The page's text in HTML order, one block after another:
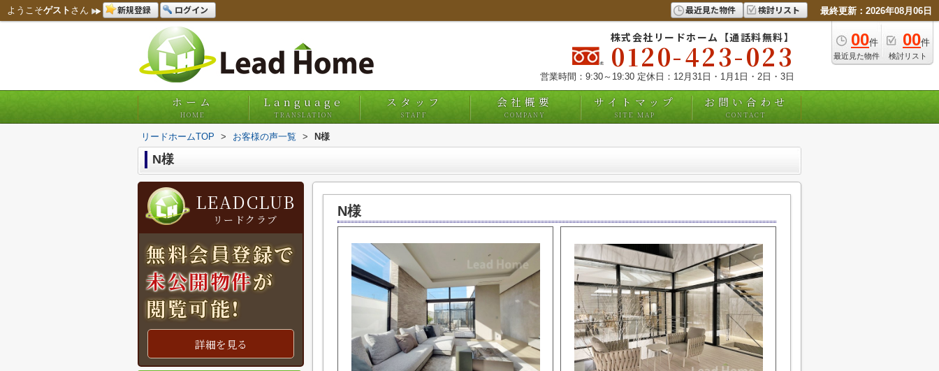
ようこそゲスト さん 新規登録 ログイン 最近見た物件 検討リスト 最終更新：2026年08月06日
00件
最近見た物件
00件
検討リスト
株式会社リードホーム【通話料無料】
0120-423-023
営業時間：9:30～19:30 定休日：12月31日・1月1日・2日・3日
ホーム
HOME
Language
TRANSLATION
スタッフ
STAFF
会社概要
COMPANY
サイトマップ
SITE MAP
お問い合わせ
CONTACT
リードホームTOP > お客様の声一覧 > N様
N様
N様
LEADCLUB
リードクラブ
無料会員登録で
未公開物件が
閲覧可能!
詳細を見る